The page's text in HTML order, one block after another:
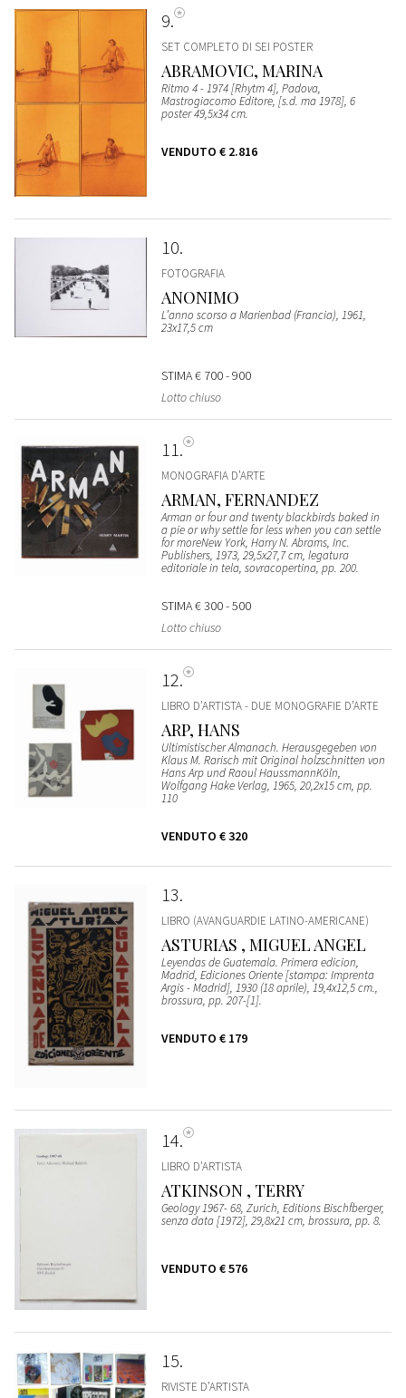
9
SET COMPLETO DI SEI POSTER
ABRAMOVIC, MARINA
Ritmo 4 - 1974 [Rhytm 4], Padova,
Mastrogiacomo Editore, [s.d. ma 1978], 6
poster 49,5x34 cm.
VENDUTO € 2.816
10
FOTOGRAFIA
ANONIMO
L’anno scorso a Marienbad (Francia), 1961,
23x17,5 cm
STIMA€ 700 - 900
Lotto chiuso
11
MONOGRAFIA D’ARTE
ARMAN, FERNANDEZ
Arman or four and twenty blackbirds baked in
a pie or why settle for less when you can settle
for moreNew York, Harry N. Abrams, Inc.
Publishers, 1973, 29,5x27,7 cm, legatura
editoriale in tela, sovracopertina, pp. 200.
STIMA€ 300 - 500
Lotto chiuso
12
LIBRO D’ARTISTA - DUE MONOGRAFIE D’ARTE
ARP, HANS
Ultimistischer Almanach. Herausgegeben von
Klaus M. Rarisch mit Original holzschnitten von
Hans Arp und Raoul HaussmannKöln,
Wolfgang Hake Verlag, 1965, 20,2x15 cm, pp.
110
VENDUTO € 320
13
LIBRO (AVANGUARDIE LATINO-AMERICANE)
ASTURIAS , MIGUEL ANGEL
Leyendas de Guatemala. Primera edicion,
Madrid, Ediciones Oriente [stampa: Imprenta
Argis - Madrid], 1930 (18 aprile), 19,4x12,5 cm.,
brossura, pp. 207-[1].
VENDUTO € 179
14
LIBRO D'ARTISTA
ATKINSON , TERRY
Geology 1967- 68, Zurich, Editions Bischfberger,
senza data [1972], 29,8x21 cm, brossura, pp. 8.
VENDUTO € 576
15
RIVISTE D’ARTISTA